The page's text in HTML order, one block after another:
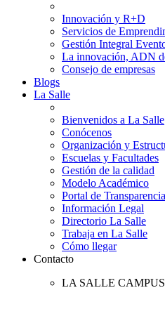
Innovación y R+D
Servicios de
Gestión Integral
La innovación, ADN
Consejo de empresas
Blogs
La Salle
Bienvenidos a La Salle
Conócenos
Organización y
Escuelas y Facultades
Gestión de la calidad
Modelo Académico
Portal de Transparencia
Información Legal
Directorio La Salle
Trabaja en La Salle
Cómo llegar
Contacto
LA SALLE